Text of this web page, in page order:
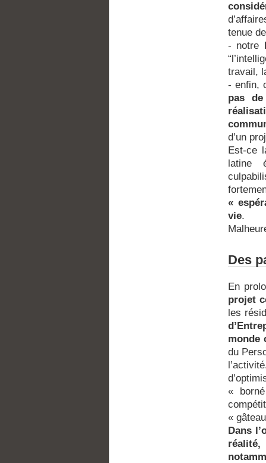
tenue
- notre
travail,
- enfin,
pas
d’un
Est-ce
latine
«
vie.
Des
En
projet
les
monde
du
«
«
Dans
réalité,